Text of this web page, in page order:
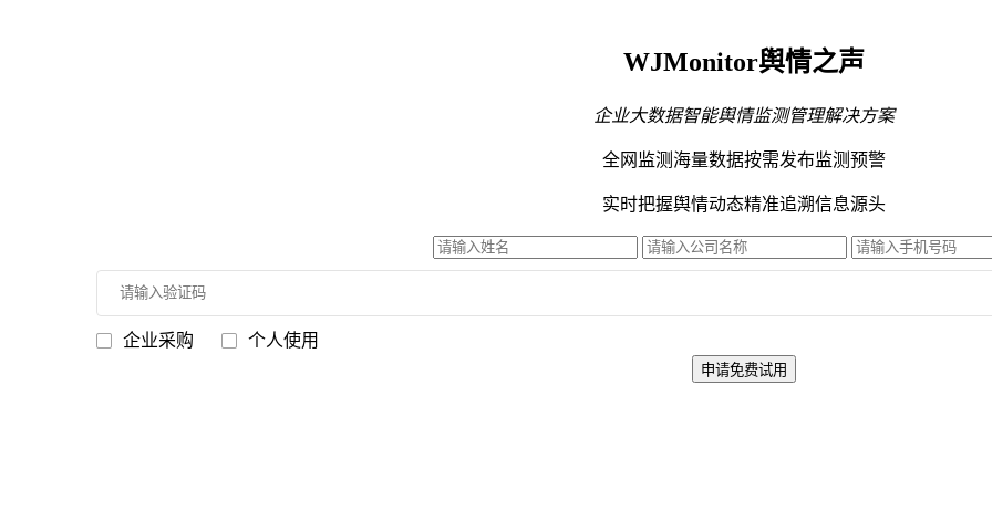
WJMonitor舆情之声
企业大数据智能舆情监测管理解决方案
全网监测海量数据按需发布监测预警
实时把握舆情动态精准追溯信息源头
企业采购 个人使用